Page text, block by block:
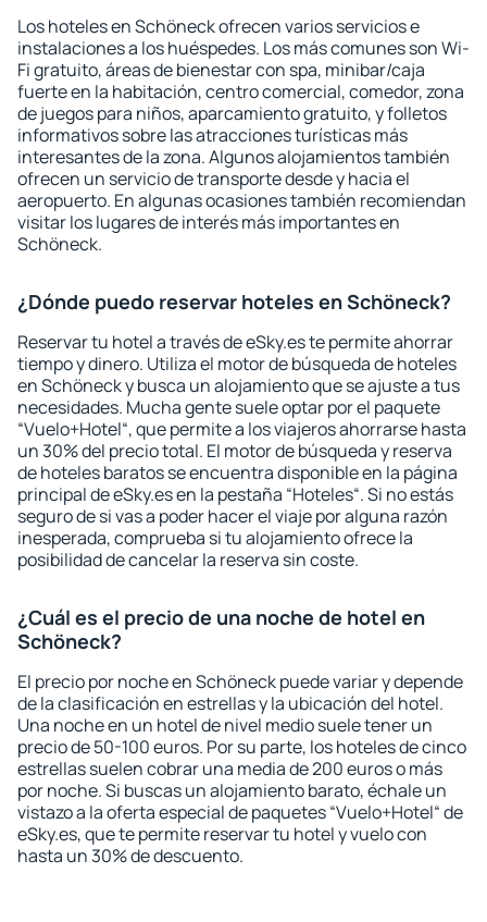
Los hoteles en Schöneck ofrecen varios servicios e
instalaciones a los huéspedes. Los más comunes son Wi-
Fi gratuito, áreas de bienestar con spa, minibar/caja
fuerte en la habitación, centro comercial, comedor, zona
de juegos para niños, aparcamiento gratuito, y folletos
informativos sobre las atracciones turísticas más
interesantes de la zona. Algunos alojamientos también
ofrecen un servicio de transporte desde y hacia el
aeropuerto. En algunas ocasiones también recomiendan
visitar los lugares de interés más importantes en
Schöneck.
¿Dónde puedo reservar hoteles en Schöneck?
Reservar tu hotel a través de eSky.es te permite ahorrar
tiempo y dinero. Utiliza el motor de búsqueda de hoteles
en Schöneck y busca un alojamiento que se ajuste a tus
necesidades. Mucha gente suele optar por el paquete
“Vuelo+Hotel“, que permite a los viajeros ahorrarse hasta
un 30% del precio total. El motor de búsqueda y reserva
de hoteles baratos se encuentra disponible en la página
principal de eSky.es en la pestaña “Hoteles“. Si no estás
seguro de si vas a poder hacer el viaje por alguna razón
inesperada, comprueba si tu alojamiento ofrece la
posibilidad de cancelar la reserva sin coste.
¿Cuál es el precio de una noche de hotel en
Schöneck?
El precio por noche en Schöneck puede variar y depende
de la clasificación en estrellas y la ubicación del hotel.
Una noche en un hotel de nivel medio suele tener un
precio de 50-100 euros. Por su parte, los hoteles de cinco
estrellas suelen cobrar una media de 200 euros o más
por noche. Si buscas un alojamiento barato, échale un
vistazo a la oferta especial de paquetes “Vuelo+Hotel“ de
eSky.es, que te permite reservar tu hotel y vuelo con
hasta un 30% de descuento.